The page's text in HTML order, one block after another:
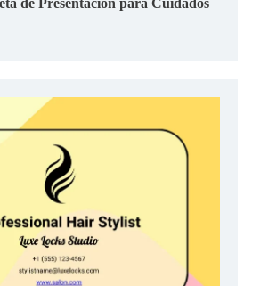
de Presentación para Cuidados